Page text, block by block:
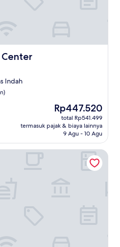
Center
Indah
Harga
sekarang
Rp447.520
Rp447.520
total Rp541.499
termasuk pajak & biaya lainnya
9 Agu - 10 Agu
Center